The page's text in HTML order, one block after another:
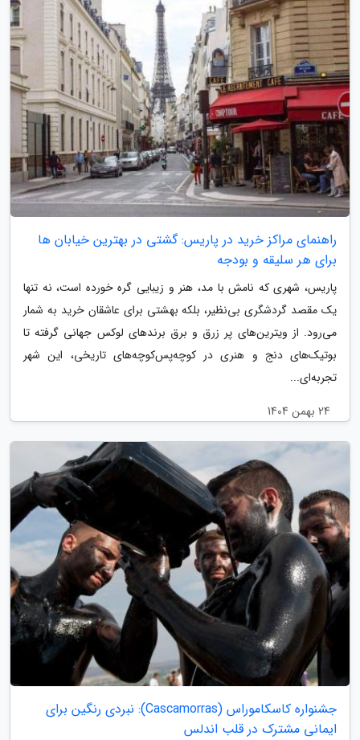
راهنمای مراکز خرید در پاریس: گشتی در بهترین خیابان ها
برای هر سلیقه و بودجه
پاریس، شهری که نامش با مد، هنر و زیبایی گره خورده است، نه تنها
یک مقصد گردشگری بی‌نظیر، بلکه بهشتی برای عاشقان خرید به شمار
می‌رود. از ویترین‌های پر زرق و برق برندهای لوکس جهانی گرفته تا
بوتیک‌های دنج و هنری در کوچه‌پس‌کوچه‌های تاریخی، این شهر
تجربه‌ای...
24 بهمن 1404
جشنواره کاسکاموراس (Cascamorras): نبردی رنگین برای
ایمانی مشترک در قلب اندلس